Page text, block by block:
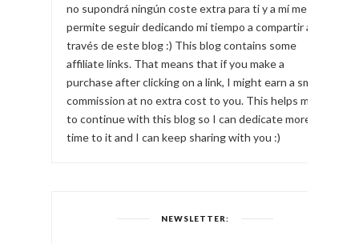
no supondrá ningún coste extra para ti y a mí me
permite seguir dedicando mi tiempo a compartir a
través de este blog :) This blog contains some
affiliate links. That means that if you make a
purchase after clicking on a link, I might earn a small
commission at no extra cost to you. This helps me
to continue with this blog so I can dedicate more
time to it and I can keep sharing with you :)
NEWSLETTER: